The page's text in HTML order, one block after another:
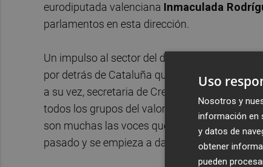
eurodiputada valenciana Inmaculada
parlamentos en esta dirección.
Un impulso al sector del diseño que tiene a la
por detrás de Cataluña que es fruto de la
a su vez, secretaria de Crecimiento y
todos los grupos del valor exponencial que
son muchas las voces que inciden en que la
pasado y se empieza a dar paso a la
Uso
Nosotros y
información en
y datos de
obtener
pueden